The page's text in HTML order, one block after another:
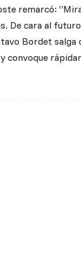
remarcó:
De cara al
Bordet
convoque